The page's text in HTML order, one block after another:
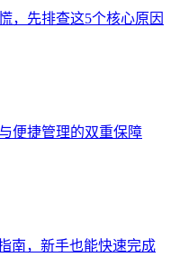
，先排查这5个核心原因
便捷管理的双重保障
南，新手也能快速完成